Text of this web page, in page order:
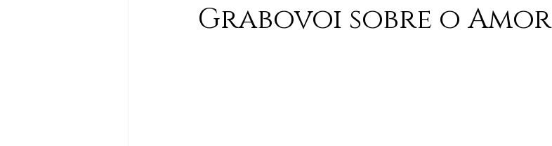
Grabovoi sobre o Amor